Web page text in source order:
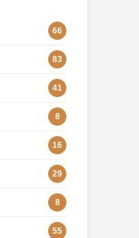
66
83
41
8
16
29
8
55